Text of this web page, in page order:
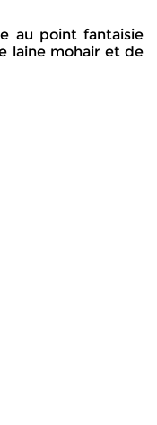
au point fantaisie
laine mohair et de